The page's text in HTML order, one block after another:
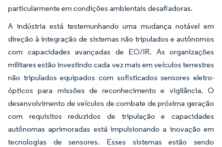
particularmente em condições ambientais desafiadoras.
A indústria está testemunhando uma mudança notável em
direção à integração de sistemas não tripulados e autônomos
com capacidades avançadas de EO/IR. As organizações
militares estão investindo cada vez mais em veículos terrestres
não tripulados equipados com sofisticados sensores eletro-
ópticos para missões de reconhecimento e vigilância. O
desenvolvimento de veículos de combate de próxima geração
com requisitos reduzidos de tripulação e capacidades
autônomas aprimoradas está impulsionando a inovação em
tecnologias de sensores. Esses sistemas estão sendo